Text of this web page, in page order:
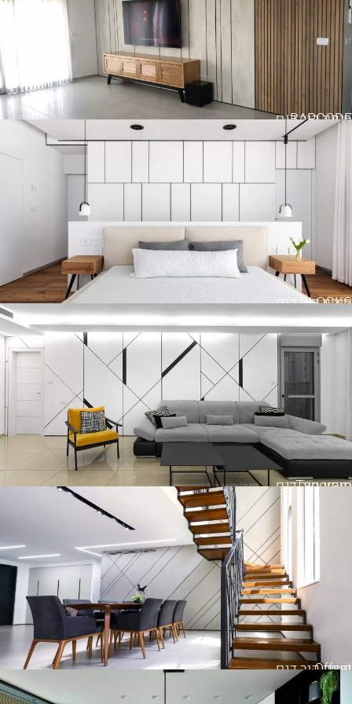
חיפוי קיר דגם
BARCODE
חיפוי קיר דגם
BLOCKS
חיפוי קיר דגם
Tangram
חיפוי קיר דגם
Offset